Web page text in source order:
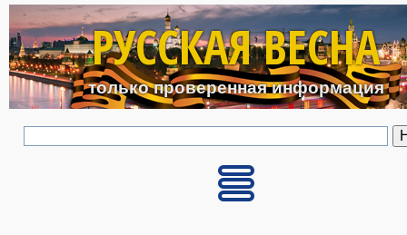
Перейти к основному
РУССКАЯ ВЕСНА
только проверенная информация